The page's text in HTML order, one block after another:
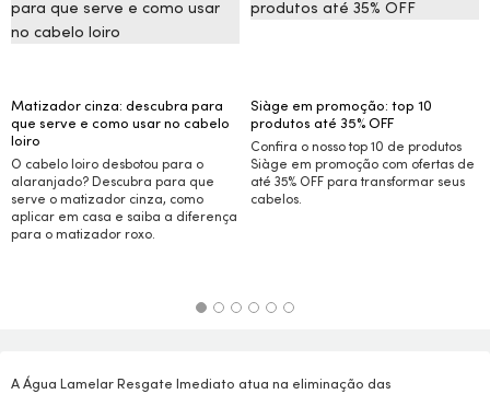
Matizador cinza: descubra para
que serve e como usar no cabelo
loiro
O cabelo loiro desbotou para o
alaranjado? Descubra para que
serve o matizador cinza, como
aplicar em casa e saiba a diferença
para o matizador roxo.
Siàge em promoção: top 10
produtos até 35%OFF
Confira o nosso top 10 de produtos
Siàge em promoção com ofertas de
até 35% OFF para transformar seus
cabelos.
A Água Lamelar Resgate Imediato atua na eliminação das